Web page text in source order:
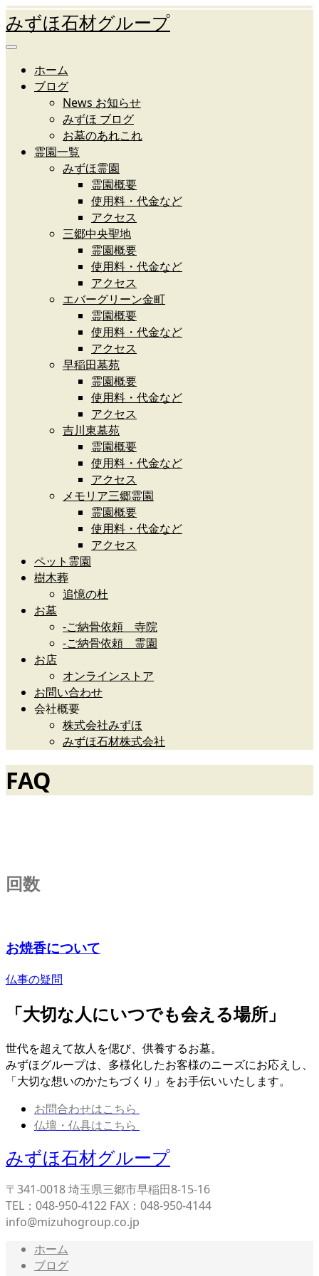
みずほ石材グループ
ホーム
ブログ
News お知らせ
みずほ ブログ
お墓のあれこれ
霊園一覧
みずほ霊園
霊園概要
使用料・代金など
アクセス
三郷中央聖地
霊園概要
使用料・代金など
アクセス
エバーグリーン金町
霊園概要
使用料・代金など
アクセス
早稲田墓苑
霊園概要
使用料・代金など
アクセス
吉川東墓苑
霊園概要
使用料・代金など
アクセス
メモリア三郷霊園
霊園概要
使用料・代金など
アクセス
ペット霊園
樹木葬
追憶の杜
お墓
-ご納骨依頼 寺院
-ご納骨依頼 霊園
お店
オンラインストア
お問い合わせ
会社概要
株式会社みずほ
みずほ石材株式会社
FAQ
回数
お焼香について
仏事の疑問
「大切な人にいつでも会える場所」
世代を超えて故人を偲び、供養するお墓。
みずほグループは、多様化したお客様のニーズにお応えし、
「大切な想いのかたちづくり」をお手伝いいたします。
お問合わせはこちら
仏壇・仏具はこちら
みずほ石材グループ
〒341-0018 埼玉県三郷市早稲田8-15-16
TEL：048-950-4122 FAX：048-950-4144
info@mizuhogroup.co.jp
ホーム
ブログ